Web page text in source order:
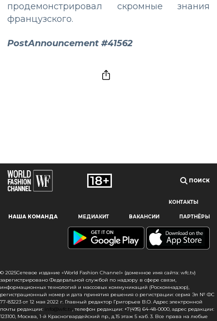
Наш сайт использует файлы cookie и похожие технологии,
пользователям, предоставляя персонализированную
информацию, запоминая предпочтения в области
сайта, вы подтверждаете свое согласие на использование
файлов cookie в соответствии с настоящим уведомлением
в отношении данного типа файлов. Если вы не согласны
с тем, чтобы мы использовали данный тип файлов,
то вы должны соответствующим образом установить
настройки вашего браузера или не использовать сайт wfc.tv
продемонстрировал скромные знания
французского.
PostAnnouncement #41562
ПОИСК
КОНТАКТЫ
НАША КОМАНДА МЕДИАКИТ ВАКАНСИИ ПАРТНЁРЫ
© 2025Сетевое издание «World Fashion Channel» (доменное имя сайта: wfc.tv)
зарегистрировано Федеральной службой по надзору в сфере связи,
информационных технологий и массовых коммуникаций (Роскомнадзор),
регистрационный номер и дата принятия решения о регистрации: серия Эл № ФС
77-83223 от 12 мая 2022 г. Главный редактор Григорьев В.О. Адрес электронной
почты редакции: info@wfc.tv, телефон редакции: +7(495) 64-48-0000, адрес редакции:
123100, Москва, 1-й Красногвардейский пр., д.15 этаж 5 каб. 3. Все права на любые